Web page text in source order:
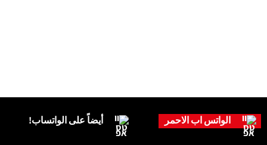
أيضاً على الواتساب! الواتس اب الاحمر